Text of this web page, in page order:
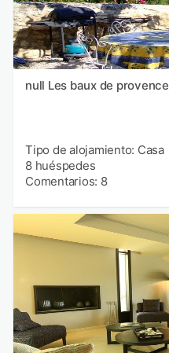
null Les baux de provence
Tipo de alojamiento: Casa
8 huéspedes
Comentarios: 8